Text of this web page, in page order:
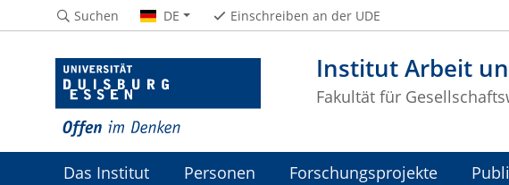
Institut Arbeit
Fakultät für
Suchen DE Einschreiben an der UDE
Das Institut Personen Forschungsprojekte